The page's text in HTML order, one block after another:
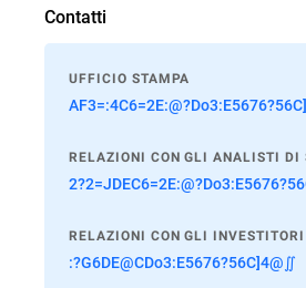
Contatti
UFFICIO STAMPA
RELAZIONI CON GLI ANALISTI DI
RELAZIONI CON GLI INVESTITORI
:?G6DE@CDo3:E5676?56C]4@∬